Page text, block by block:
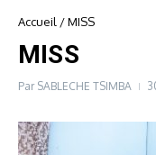
Accueil /MISS
MISS
Par SABLECHE TSIMBA